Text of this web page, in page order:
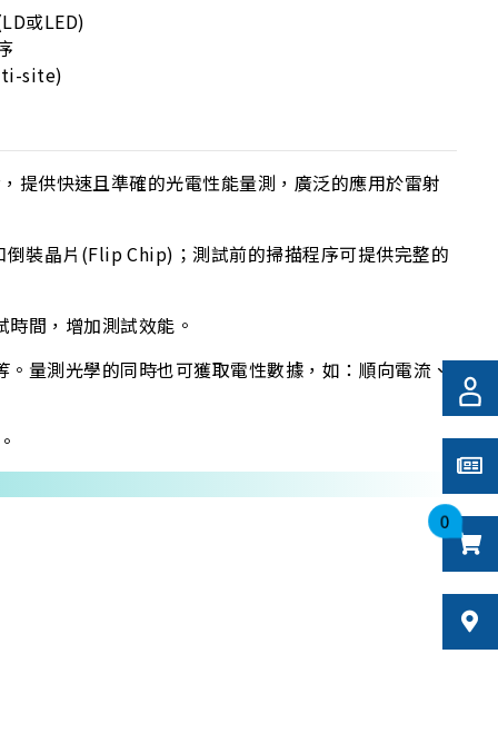
0
或LED)
site)
供快速且準確的光電性能量測，廣泛的應用於雷射
裝晶片(Flip Chip)；測試前的掃描程序可提供完整的
間，增加測試效能。
量測光學的同時也可獲取電性數據，如：順向電流、